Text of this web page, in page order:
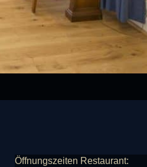
Öffnungszeiten Restaurant: